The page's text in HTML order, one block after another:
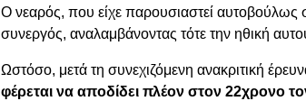
Ο νεαρός, που είχε παρουσιαστεί αυτοβούλως
συνεργός, αναλαμβάνοντας τότε την ηθική
Ωστόσο, μετά τη συνεχιζόμενη ανακριτική
φέρεται να αποδίδει πλέον στον 22χρονο